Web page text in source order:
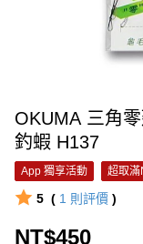
OKUMA 三角
釣蝦 H137
App 獨享活動 超取
5 ( 1 則評價 )
NT$450